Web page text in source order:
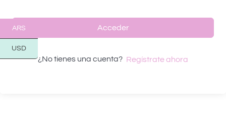
Acceder
¿No tienes una cuenta? Regístrate ahora
ARS
USD